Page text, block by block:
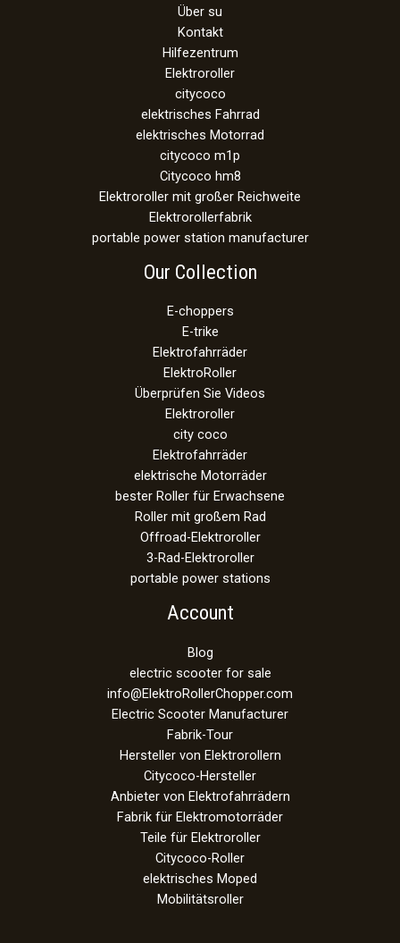
Über su
Kontakt
Hilfezentrum
Elektroroller
citycoco
elektrisches Fahrrad
elektrisches Motorrad
citycoco m1p
Citycoco hm8
Elektroroller mit großer Reichweite
Elektrorollerfabrik
portable power station manufacturer
Our Collection
E-choppers
E-trike
Elektrofahrräder
ElektroRoller
Überprüfen Sie Videos
Elektroroller
city coco
Elektrofahrräder
elektrische Motorräder
bester Roller für Erwachsene
Roller mit großem Rad
Offroad-Elektroroller
3-Rad-Elektroroller
portable power stations
Account
Blog
electric scooter for sale
info@ElektroRollerChopper.com
Electric Scooter Manufacturer
Fabrik-Tour
Hersteller von Elektrorollern
Citycoco-Hersteller
Anbieter von Elektrofahrrädern
Fabrik für Elektromotorräder
Teile für Elektroroller
Citycoco-Roller
elektrisches Moped
Mobilitätsroller